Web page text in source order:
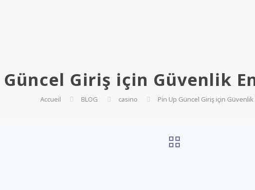
Güncel Giriş için Güvenlik
Accueil BLOG casino Pin Up Güncel Giriş için Güvenlik